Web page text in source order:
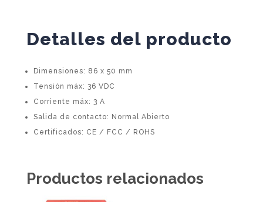
Detalles del producto
Dimensiones: 86 x 50 mm
Tensión máx: 36 VDC
Corriente máx: 3 A
Salida de contacto: Normal Abierto
Certificados: CE / FCC / ROHS
Productos relacionados